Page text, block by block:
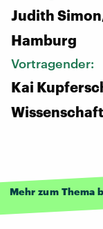
Judith
Hamburg
Vortragender:
Kai
Mehr zum Thema